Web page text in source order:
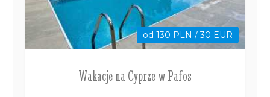
od 130 PLN / 30 EUR
Wakacje na Cyprze w Pafos